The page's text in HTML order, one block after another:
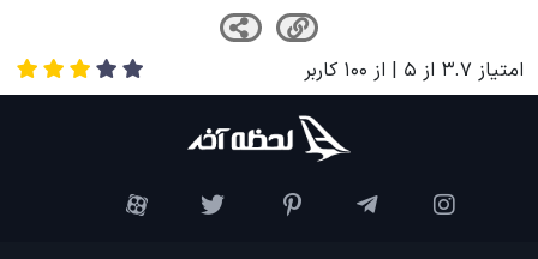
امتیاز 3.7 از 5 | از 100 کاربر